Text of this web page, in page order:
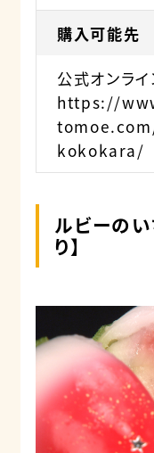
購入可能先
公式オンラ
https://
kokokara/
ルビーの
り】